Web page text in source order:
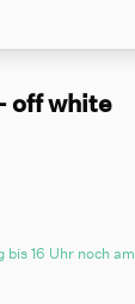
off white
16 Uhr noch am